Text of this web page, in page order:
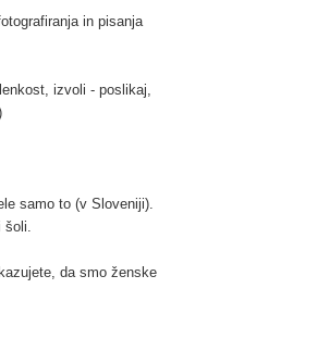
in pisanja
izvoli - poslikaj,
samo to (v Sloveniji).
šoli.
da smo ženske